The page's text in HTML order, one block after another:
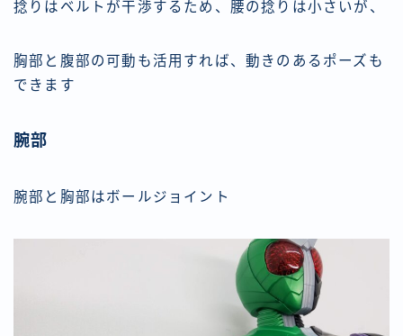
捻りはベルトが干渉するため、腰の捻りは小さいが、
胸部と腹部の可動も活用すれば、動きのあるポーズも
できます
腕部
腕部と胸部はボールジョイント